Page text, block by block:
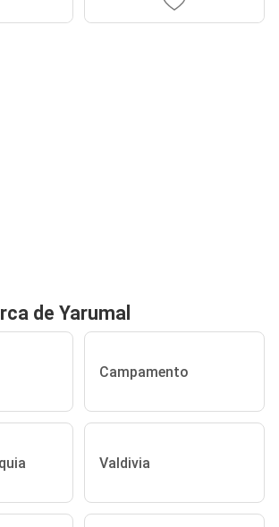
de Yarumal
Campamento
Valdivia